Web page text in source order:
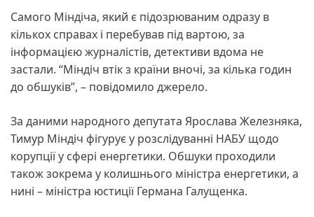
Самого Міндіча, який є підозрюваним одразу в
кількох справах і перебував під вартою, за
інформацією журналістів, детективи вдома не
застали. “Міндіч втік з країни вночі, за кілька годин
до обшуків”, – повідомило джерело.
За даними народного депутата Ярослава Железняка,
Тимур Міндіч фігурує у розслідуванні НАБУ щодо
корупції у сфері енергетики. Обшуки проходили
також зокрема у колишнього міністра енергетики, а
нині – міністра юстиції Германа Галущенка.